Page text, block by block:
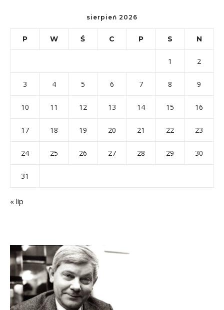
sierpień 2026
P W Ś C P S N
1 2
3 4 5 6 7 8 9
10 11 12 13 14 15 16
17 18 19 20 21 22 23
24 25 26 27 28 29 30
31
« lip